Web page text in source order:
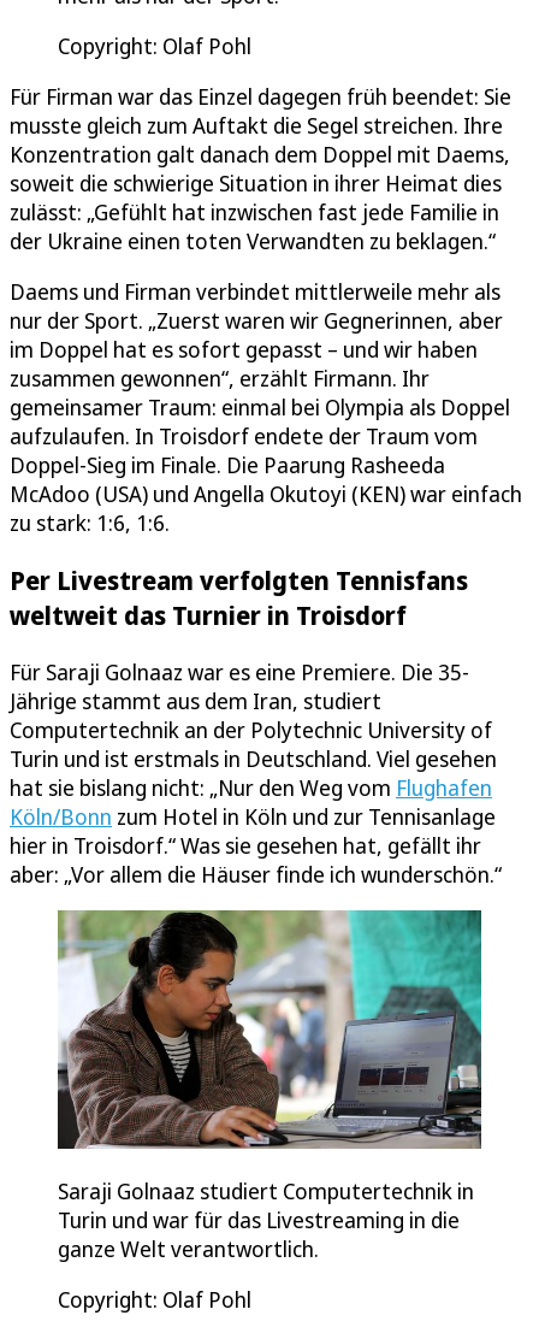
Copyright: Olaf Pohl
Für Firman war das Einzel dagegen früh beendet: Sie
musste gleich zum Auftakt die Segel streichen. Ihre
Konzentration galt danach dem Doppel mit Daems,
soweit die schwierige Situation in ihrer Heimat dies
zulässt: „Gefühlt hat inzwischen fast jede Familie in
der Ukraine einen toten Verwandten zu beklagen.“
Daems und Firman verbindet mittlerweile mehr als
nur der Sport. „Zuerst waren wir Gegnerinnen, aber
im Doppel hat es sofort gepasst – und wir haben
zusammen gewonnen“, erzählt Firmann. Ihr
gemeinsamer Traum: einmal bei Olympia als Doppel
aufzulaufen. In Troisdorf endete der Traum vom
Doppel-Sieg im Finale. Die Paarung Rasheeda
McAdoo (USA) und Angella Okutoyi (KEN) war einfach
zu stark: 1:6, 1:6.
Per Livestream verfolgten Tennisfans
weltweit das Turnier in Troisdorf
Für Saraji Golnaaz war es eine Premiere. Die 35-
Jährige stammt aus dem Iran, studiert
Computertechnik an der Polytechnic University of
Turin und ist erstmals in Deutschland. Viel gesehen
hat sie bislang nicht: „Nur den Weg vom Flughafen
Köln/Bonn zum Hotel in Köln und zur Tennisanlage
hier in Troisdorf.“ Was sie gesehen hat, gefällt ihr
aber: „Vor allem die Häuser finde ich wunderschön.“
Saraji Golnaaz studiert Computertechnik in
Turin und war für das Livestreaming in die
ganze Welt verantwortlich.
Copyright: Olaf Pohl